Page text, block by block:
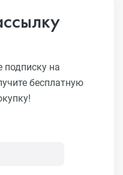
на
бесплатную